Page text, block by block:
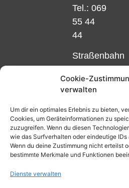
Cookie-
verwalten
Um dir ein optimales Erlebnis zu bieten,
Cookies, um Geräteinformationen zu
zuzugreifen. Wenn du diesen
wie das Surfverhalten oder eindeutige
Wenn du deine Zustimmung nicht erteilst
bestimmte Merkmale und Funktionen
Dienste verwalten
Tel.: 069
55 44
44
Straßenbahn
Linie 18
und 12,
Haltestelle
Matthias-
Beltz-
Platz
oder